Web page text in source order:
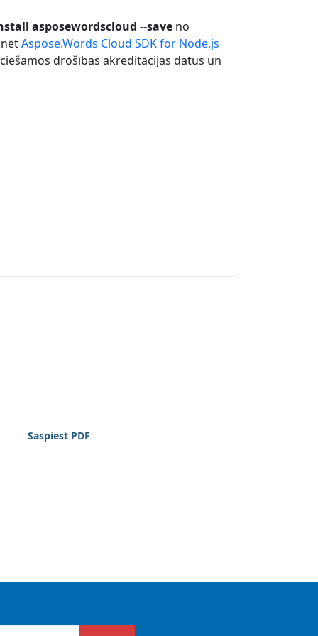
asposewordscloud --save no
Aspose.Words Cloud SDK for Node.js
drošības akreditācijas datus un
Saspiest PDF